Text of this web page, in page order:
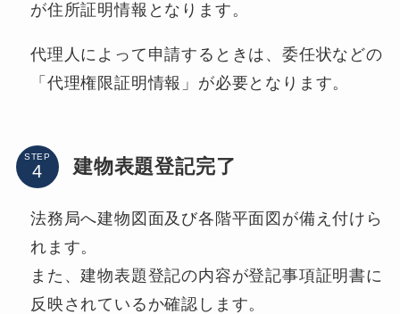
が住所証明情報となります。
代理人によって申請するときは、委任状などの
「代理権限証明情報」が必要となります。
STEP 建物表題登記完了
法務局へ建物図面及び各階平面図が備え付けら
れます。
また、建物表題登記の内容が登記事項証明書に
反映されているか確認します。